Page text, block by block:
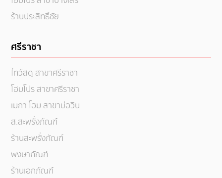
ร้านประสิทธิ์ชัย
ศรีราชา
ไทวัสดุ สาขาศรีราชา
โฮมโปร สาขาศรีราชา
เมกา โฮม สาขาบ่อวิน
ส.สะพรั่งภัณฑ์
ร้านสะพรั่งภัณฑ์
พงษาภัณฑ์
ร้านเอกภัณฑ์